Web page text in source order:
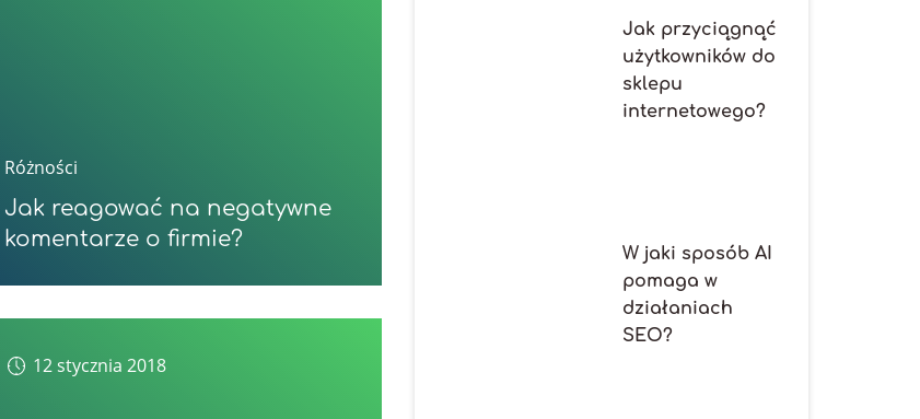
Różności
Jak reagować na negatywne
komentarze o firmie?
12 stycznia 2018
Jak przyciągnąć
użytkowników do
sklepu
internetowego?
W jaki sposób AI
pomaga w
działaniach
SEO?